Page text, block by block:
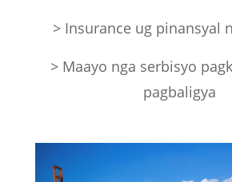
> Insurance ug pinansyal
> Maayo nga serbisyo
pagbaligya